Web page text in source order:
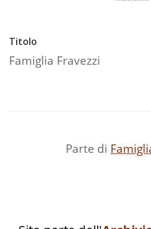
Titolo
Famiglia Fravezzi
Parte di